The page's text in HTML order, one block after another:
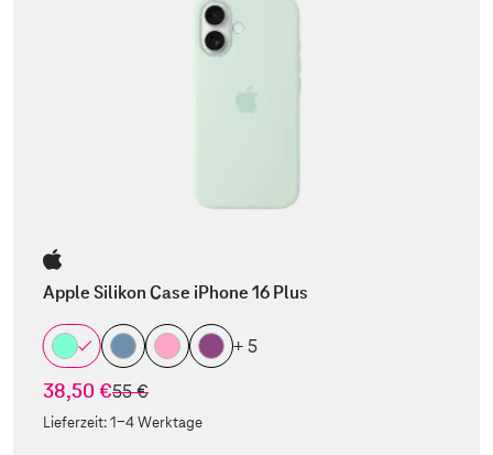
Apple Silikon Case iPhone 16 Plus
+ 5
38,50 €statt
55 €
Lieferzeit:1-4 Werktage